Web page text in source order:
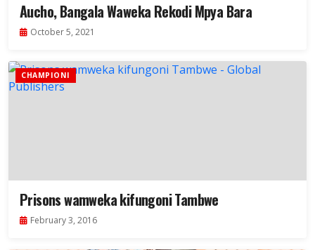
Aucho, Bangala Waweka Rekodi Mpya Bara
October 5, 2021
CHAMPIONI
Prisons wamweka kifungoni Tambwe
February 3, 2016